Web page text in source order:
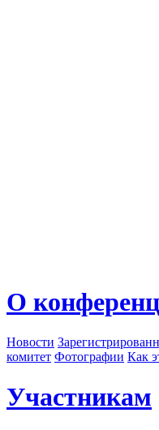
О
Новости
комитет Фотографии Как
Участникам